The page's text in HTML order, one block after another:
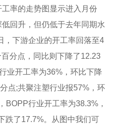
率的走势图显示进入月份
回升，但仍低于去年同期水
，下游企业的开工率回落至4
分点，同比则下降了12.23
业开工率为36%，环比下降
点;共聚注塑行业报57%，环
BOPP行业开工率为38.3%，
跌了17.7%。从图中我们可